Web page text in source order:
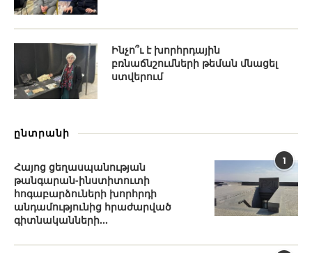
Ինչո՞ւ է խորհրդային
բռնաճնշումների թեման մնացել
ստվերում
ընտրանի
1
Հայոց ցեղասպանության
թանգարան-ինստիտուտի
հոգաբարձուների խորհրդի
անդամությունից հրաժարված
գիտնականների...